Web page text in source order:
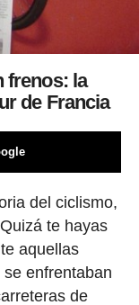
frenos: la
de Francia
del ciclismo,
te hayas
aquellas
enfrentaban
de